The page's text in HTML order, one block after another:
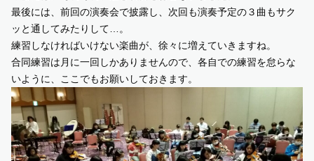
最後には、前回の演奏会で披露し、次回も演奏予定の３曲もサク
ッと通してみたりして…。
練習しなければいけない楽曲が、徐々に増えていきますね。
合同練習は月に一回しかありませんので、各自での練習を怠らな
いように、ここでもお願いしておきます。